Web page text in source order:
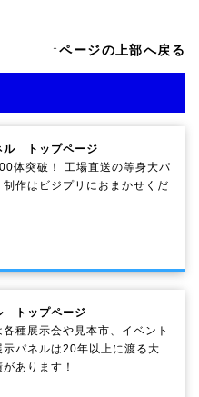
↑ページの上部へ戻る
ル トップページ
体突破！ 工場直送の等身大パ
制作は ビジプリ におまかせくだ
トップページ
各種展示会や見本市、イベント
示パネルは20年以上に渡る大
あります！